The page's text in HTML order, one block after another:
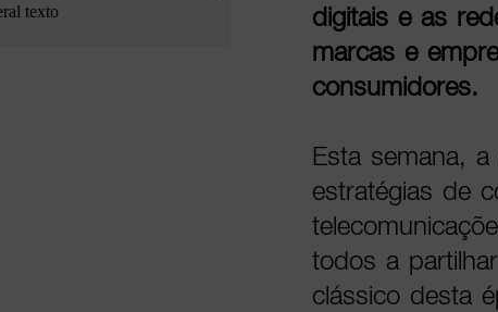
digitais e as
marcas e
consumidores.
Esta semana,
estratégias de
todos a
clássico desta